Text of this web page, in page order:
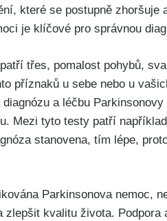
které se postupně zhoršuje
je klíčové pro správnou
třes, pomalost pohybů,
příznaků u sebe nebo u
a léčbu
Mezi tyto testy patří
stanovena, tím lépe,
Parkinsonova nemoc,
kvalitu života. Podpora